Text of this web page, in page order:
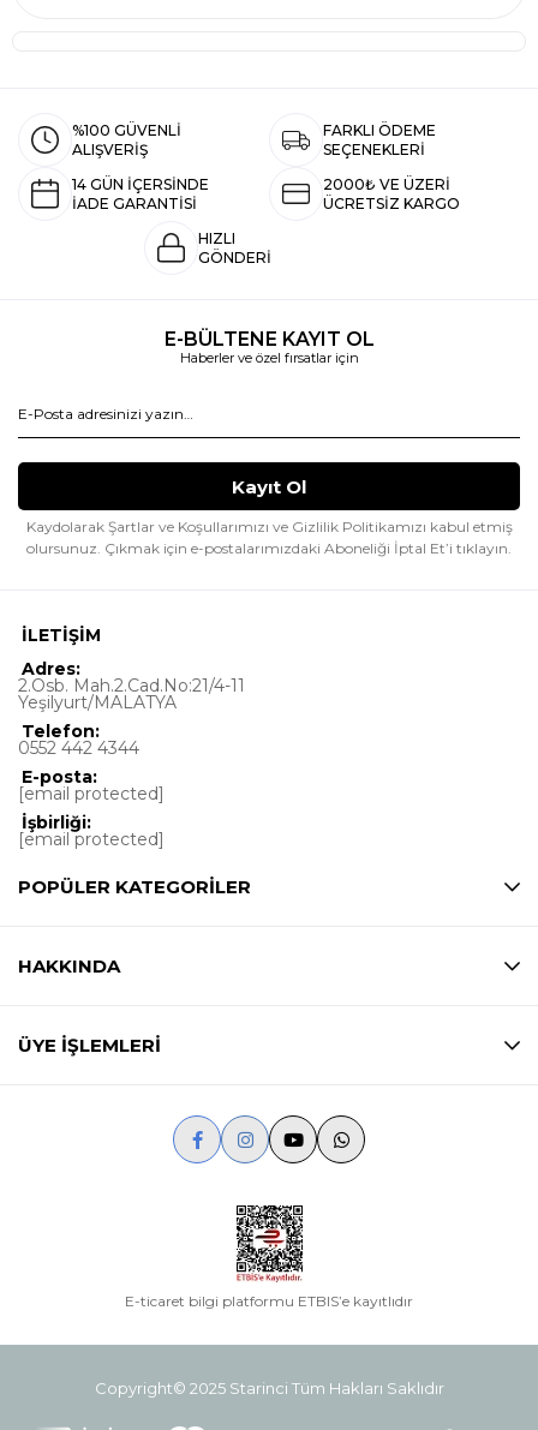
%100 GÜVENLİ
ALIŞVERİŞ
FARKLI ÖDEME
SEÇENEKLERİ
14 GÜN İÇERSİNDE
İADE GARANTİSİ
2000₺ VE ÜZERİ
ÜCRETSİZ KARGO
HIZLI
GÖNDERİ
E-BÜLTENE KAYIT OL
Haberler ve özel fırsatlar için
Kaydolarak Şartlar ve Koşullarımızı ve Gizlilik Politikamızı kabul etmiş
olursunuz. Çıkmak için e-postalarımızdaki Aboneliği İptal Et’i tıklayın.
İLETİŞİM
Adres:
2.Osb. Mah.2.Cad.No:21/4-11
Yeşilyurt/MALATYA
Telefon:
0552 442 4344
E-posta:
[email protected]
İşbirliği:
[email protected]
POPÜLER KATEGORİLER
HAKKINDA
ÜYE İŞLEMLERİ
E-ticaret bilgi platformu ETBIS’e kayıtlıdır
Copyright© 2025 Starinci Tüm Hakları Saklıdır